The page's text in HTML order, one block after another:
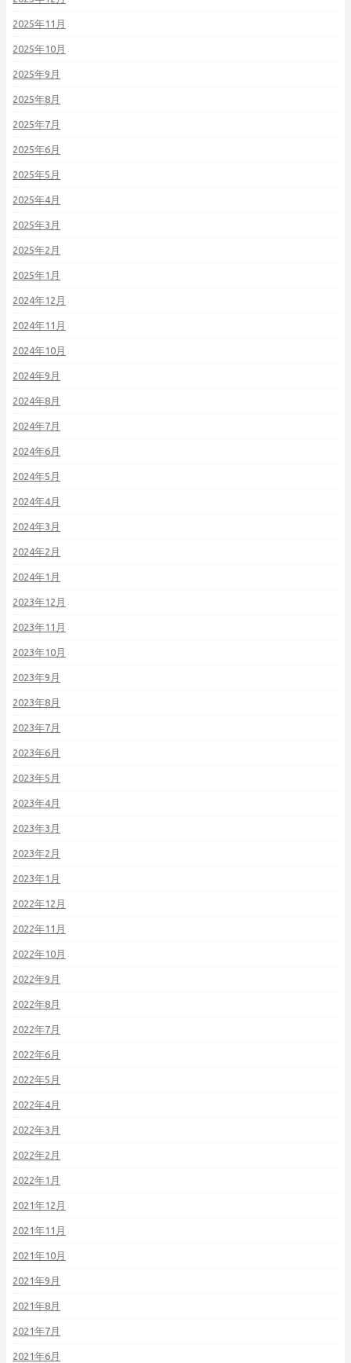
2025年11月
2025年10月
2025年9月
2025年8月
2025年7月
2025年6月
2025年5月
2025年4月
2025年3月
2025年2月
2025年1月
2024年12月
2024年11月
2024年10月
2024年9月
2024年8月
2024年7月
2024年6月
2024年5月
2024年4月
2024年3月
2024年2月
2024年1月
2023年12月
2023年11月
2023年10月
2023年9月
2023年8月
2023年7月
2023年6月
2023年5月
2023年4月
2023年3月
2023年2月
2023年1月
2022年12月
2022年11月
2022年10月
2022年9月
2022年8月
2022年7月
2022年6月
2022年5月
2022年4月
2022年3月
2022年2月
2022年1月
2021年12月
2021年11月
2021年10月
2021年9月
2021年8月
2021年7月
2021年6月